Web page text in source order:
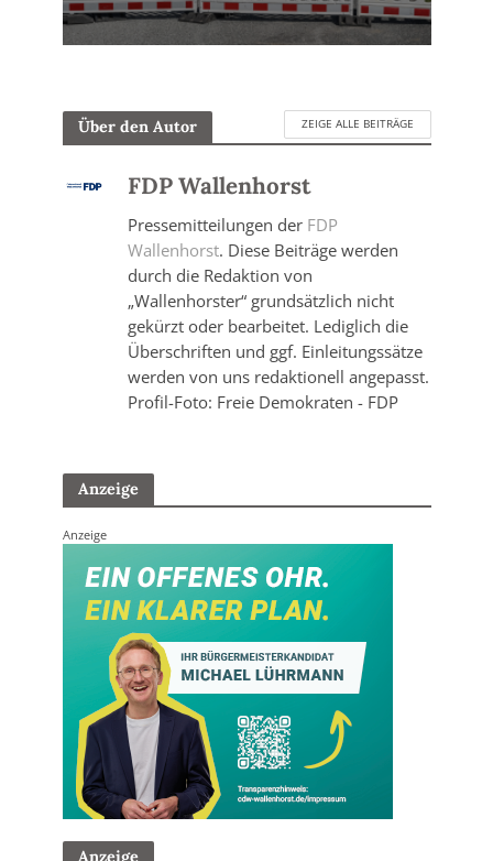
Über den Autor ZEIGE ALLE BEITRÄGE
FDP Wallenhorst
Pressemitteilungen der FDP
Wallenhorst. Diese Beiträge werden
durch die Redaktion von
„Wallenhorster“ grundsätzlich nicht
gekürzt oder bearbeitet. Lediglich die
Überschriften und ggf. Einleitungssätze
werden von uns redaktionell angepasst.
Profil-Foto: Freie Demokraten - FDP
Anzeige
Anzeige
Anzeige